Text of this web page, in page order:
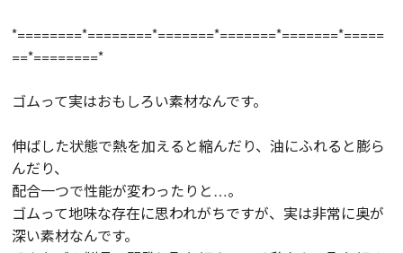
*========*========*=======*=======*=======*=====
==*========*
ゴムって実はおもしろい素材なんです。
伸ばした状態で熱を加えると縮んだり、油にふれると膨ら
んだり、
配合一つで性能が変わったりと…。
ゴムって地味な存在に思われがちですが、実は非常に奥が
深い素材なんです。